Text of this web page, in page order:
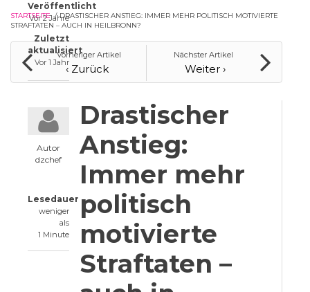
STARTSEITE / DRASTISCHER ANSTIEG: IMMER MEHR POLITISCH MOTIVIERTE
STRAFTATEN – AUCH IN HEILBRONN?
Vorheriger Artikel
‹ Zurück
Nächster Artikel
Weiter ›
Autor
dzchef
Lesedauer
weniger
als
1 Minute
Veröffentlicht
Vor 2 Jahre
Zuletzt
aktualisiert
Vor 1 Jahr
Drastischer
Anstieg:
Immer mehr
politisch
motivierte
Straftaten –